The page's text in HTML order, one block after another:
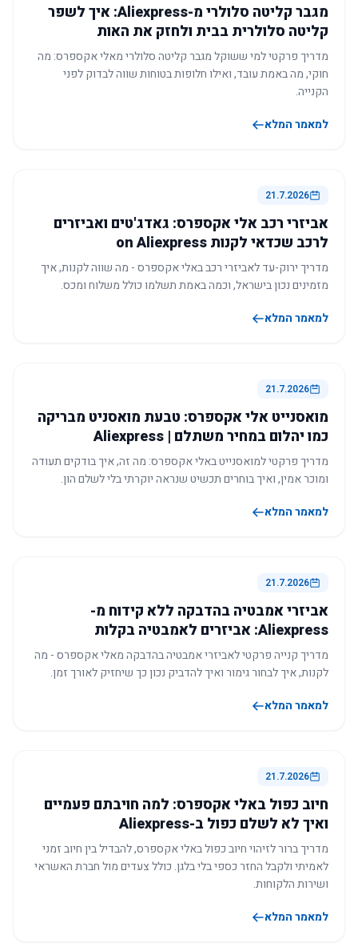
מגבר קליטה סלולרי מ-Aliexpress: איך לשפר
קליטה סלולרית בבית ולחזק את האות
מדריך פרקטי למי ששוקל מגבר קליטה סלולרי מאלי אקספרס: מה
חוקי, מה באמת עובד, ואילו חלופות בטוחות שווה לבדוק לפני
הקנייה.
למאמר המלא
21.7.2026
אביזרי רכב אלי אקספרס: גאדג'טים ואביזרים
לרכב שכדאי לקנות on Aliexpress
מדריך ירוק-עד לאביזרי רכב באלי אקספרס - מה שווה לקנות, איך
מזמינים נכון בישראל, וכמה באמת תשלמו כולל משלוח ומכס.
למאמר המלא
21.7.2026
מואסנייט אלי אקספרס: טבעת מואסניט מבריקה
כמו יהלום במחיר משתלם | Aliexpress
מדריך פרקטי למואסנייט באלי אקספרס: מה זה, איך בודקים תעודה
ומוכר אמין, ואיך בוחרים תכשיט שנראה יוקרתי בלי לשלם הון.
למאמר המלא
21.7.2026
אביזרי אמבטיה בהדבקה ללא קידוח מ-
Aliexpress: אביזרים לאמבטיה בקלות
מדריך קנייה פרקטי לאביזרי אמבטיה בהדבקה מאלי אקספרס - מה
לקנות, איך לבחור גימור ואיך להדביק נכון כך שיחזיק לאורך זמן.
למאמר המלא
21.7.2026
חיוב כפול באלי אקספרס: למה חויבתם פעמיים
ואיך לא לשלם כפול ב-Aliexpress
מדריך ברור לזיהוי חיוב כפול באלי אקספרס, להבדיל בין חיוב זמני
לאמיתי ולקבל החזר כספי בלי בלגן. כולל צעדים מול חברת האשראי
ושירות הלקוחות.
למאמר המלא